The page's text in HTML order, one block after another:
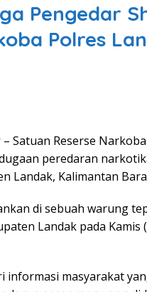
Pengedar
Polres
– Satuan Reserse
peredaran
Landak, Kalimantan
di sebuah warung
Landak pada
informasi masyarakat